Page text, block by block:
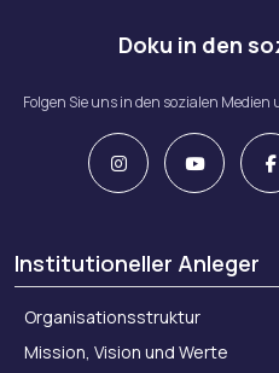
Doku in den
Folgen Sie uns in den sozialen Medien
Institutioneller Anleger
Organisationsstruktur
Mission, Vision und Werte